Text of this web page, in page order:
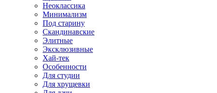
Неоклассика
Минимализм
Под старину
Скандинавские
Элитные
Эксклюзивные
Хай-тек
Особенности
Для студии
Для хрущевки